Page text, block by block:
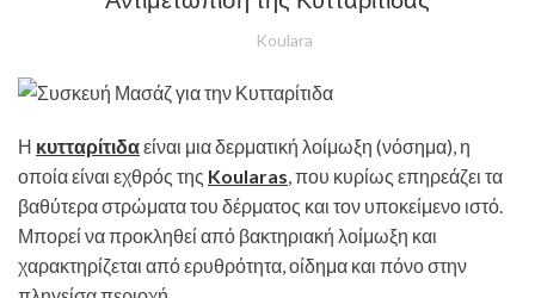
Koulara
Η κυτταρίτιδαείναι μια δερματική λοίμωξη (νόσημα), η
οποία είναι εχθρός της Koularas, που κυρίως επηρεάζει τα
βαθύτερα στρώματα του δέρματος και τον υποκείμενο ιστό.
Μπορεί να προκληθεί από βακτηριακή λοίμωξη και
χαρακτηρίζεται από ερυθρότητα, οίδημα και πόνο στην